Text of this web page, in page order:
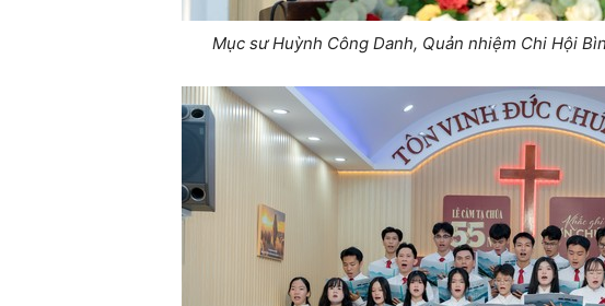
Mục sư Huỳnh Công Danh, Quản nhiệm Chi Hội